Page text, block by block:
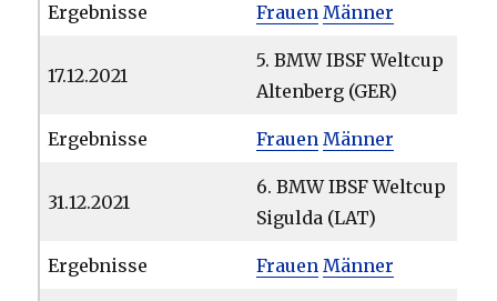
Ergebnisse Frauen Männer
17.12.2021
5. BMW IBSF Weltcup
Altenberg (GER)
Ergebnisse Frauen Männer
31.12.2021
6. BMW IBSF Weltcup
Sigulda (LAT)
Ergebnisse Frauen Männer